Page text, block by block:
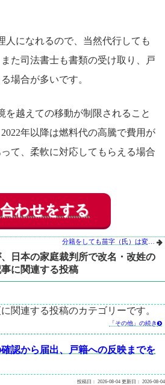
人になれるので、当然代行しても
た司法書士も書類の受け取り、戸
場合が多いです。
を越えての移動が制限されること
年以降は燃料代の高騰で費用が
て、柔軟に対応してもらえる場合
わせをする
分籍をしても苗字（氏）は変わらない｜氏変更手続との関係を解説 
、日本の家庭裁判所で改名・改姓の
に関連する投稿
関連する投稿のカテゴリーです。
「その他」の続き
認から届出、戸籍への反映までを
投稿日： 2026-08-04 更新日： 2026-08-04